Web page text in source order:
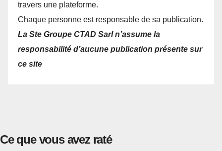
travers une plateforme.
Chaque personne est responsable de sa publication.
La Ste Groupe CTAD Sarl n’assume la
responsabilité d’aucune publication présente sur
ce site
Ce que vous avez raté